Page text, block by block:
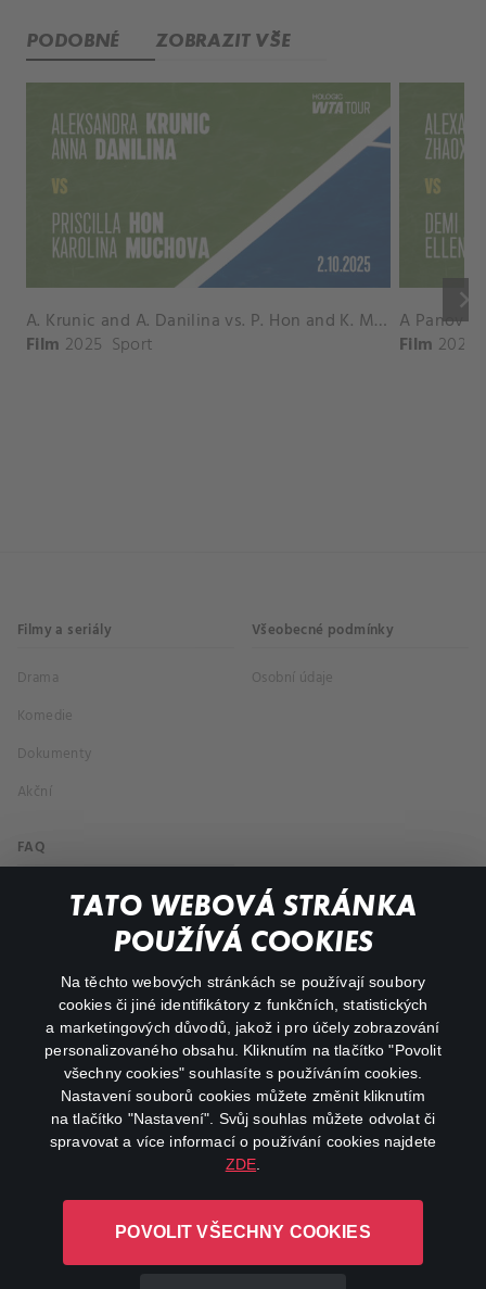
TATO WEBOVÁ STRÁNKA
POUŽÍVÁ COOKIES
Na těchto webových stránkách se používají soubory
cookies či jiné identifikátory z funkčních, statistických
a marketingových důvodů, jakož i pro účely zobrazování
personalizovaného obsahu. Kliknutím na tlačítko "Povolit
všechny cookies" souhlasíte s používáním cookies.
Nastavení souborů cookies můžete změnit kliknutím
na tlačítko "Nastavení". Svůj souhlas můžete odvolat či
spravovat a více informací o používání cookies najdete
ZDE
POVOLIT VŠECHNY COOKIES
PODOBNÉ ZOBRAZIT VŠE
keyboard_arrow_right
A. Krunic and A. Danilina vs. P. Hon and K. Muchova Match Highlights - BEIJING_Capital Group Diamond ( October 02, 2025)
Film 2025 Sport Film 2026
Filmy a seriály
Drama
Komedie
Dokumenty
Akční
Všeobecné podmínky
Osobní údaje
FAQ
Můj účet
Důležité odkazy
facebookinstagram
youtube
L-1246 Luxembourg R.C.S.